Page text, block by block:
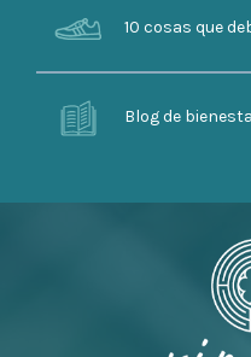
10 cosas que
Blog de